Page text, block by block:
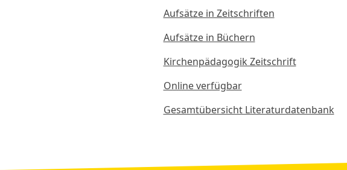
Aufsätze in Zeitschriften
Aufsätze in Büchern
Kirchenpädagogik Zeitschrift
Online verfügbar
Gesamtübersicht Literaturdatenbank